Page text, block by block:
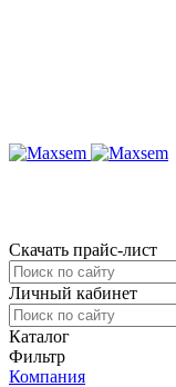
Скачать прайс-лист
Личный кабинет
Каталог
Фильтр
Компания